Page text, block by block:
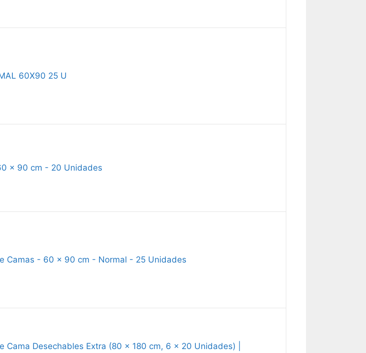
60X90 25 U
x 90 cm - 20 Unidades
Camas - 60 x 90 cm - Normal - 25 Unidades
Cama Desechables Extra (80 x 180 cm, 6 x 20 Unidades) |